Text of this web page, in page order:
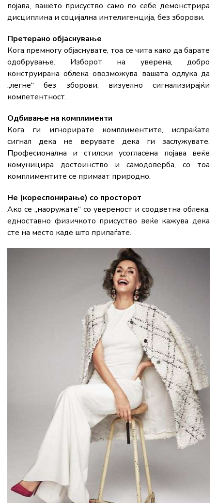
појава, вашето присуство само по себе демонстрира
дисциплина и социјална интелигенција, без зборови.
Претерано објаснување
Кога премногу објаснувате, тоа се чита како да барате
одобрување. Изборот на уверена, добро
конструирана облека овозможува вашата одлука да
„легне“ без зборови, визуелно сигнализирајќи
компетентност.
Одбивање на комплименти
Кога ги игнорирате комплиментите, испраќате
сигнал дека не верувате дека ги заслужувате.
Професионална и стилски усогласена појава веќе
комуницира достоинство и самодоверба, со тоа
комплиментите се примаат природно.
Не (кореспонирање) со просторот
Ако се „наоружате“ со увереност и соодветна облека,
едноставно физичкото присуство веќе кажува дека
сте на место каде што припаѓате.